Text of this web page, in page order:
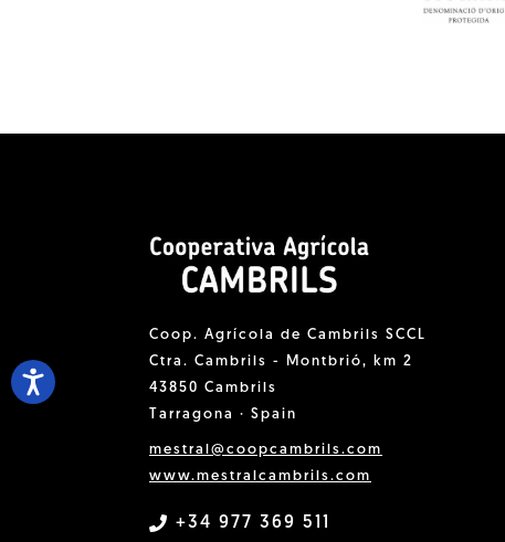
Coop. Agrícola de Cambrils SCCL
Ctra. Cambrils - Montbrió, km 2
43850 Cambrils
Tarragona · Spain
mestral@coopcambrils.com
www.mestralcambrils.com
+34 977 369 511